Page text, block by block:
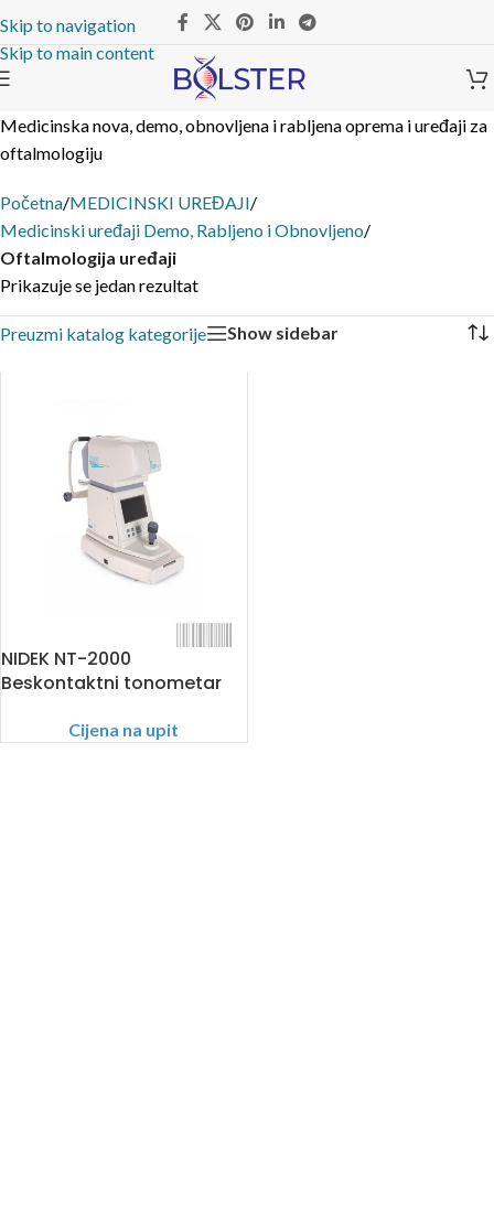
Skip to navigation
Skip to main content
Medicinska nova, demo, obnovljena i rabljena oprema i uređaji za
oftalmologiju
Početna/MEDICINSKI UREĐAJI/
Medicinski uređaji Demo, Rabljeno i Obnovljeno/
Oftalmologija uređaji
Prikazuje se jedan rezultat
Preuzmi katalog kategorije Show sidebar
NIDEK NT-2000
Beskontaktni tonometar
Cijena na upit